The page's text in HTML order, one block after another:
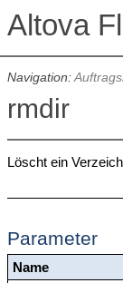
Navigation:
rmdir
Löscht ein
Parameter
Name